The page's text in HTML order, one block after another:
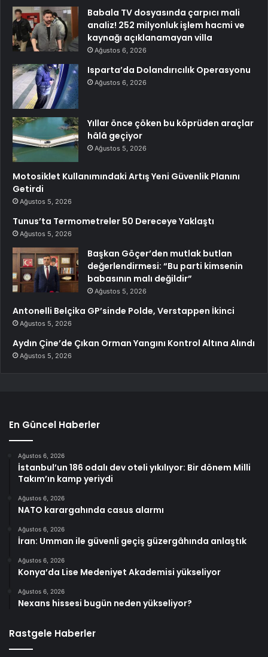
Babala TV dosyasında çarpıcı mali
analiz! 252 milyonluk işlem hacmi ve
kaynağı açıklanamayan villa
Ağustos 6, 2026
Isparta’da Dolandırıcılık Operasyonu
Ağustos 6, 2026
Yıllar önce çöken bu köprüden araçlar
hâlâ geçiyor
Ağustos 5, 2026
Motosiklet Kullanımındaki Artış Yeni Güvenlik Planını
Getirdi
Ağustos 5, 2026
Tunus’ta Termometreler 50 Dereceye Yaklaştı
Ağustos 5, 2026
Başkan Göçer’den mutlak butlan
değerlendirmesi: “Bu parti kimsenin
babasının malı değildir”
Ağustos 5, 2026
Antonelli Belçika GP’sinde Polde, Verstappen İkinci
Ağustos 5, 2026
Aydın Çine’de Çıkan Orman Yangını Kontrol Altına Alındı
Ağustos 5, 2026
En Güncel Haberler
Ağustos 6, 2026
İstanbul’un 186 odalı dev oteli yıkılıyor: Bir dönem Milli
Takım’ın kamp yeriydi
Ağustos 6, 2026
NATO karargahında casus alarmı
Ağustos 6, 2026
İran: Umman ile güvenli geçiş güzergâhında anlaştık
Ağustos 6, 2026
Konya’da Lise Medeniyet Akademisi yükseliyor
Ağustos 6, 2026
Nexans hissesi bugün neden yükseliyor?
Rastgele Haberler